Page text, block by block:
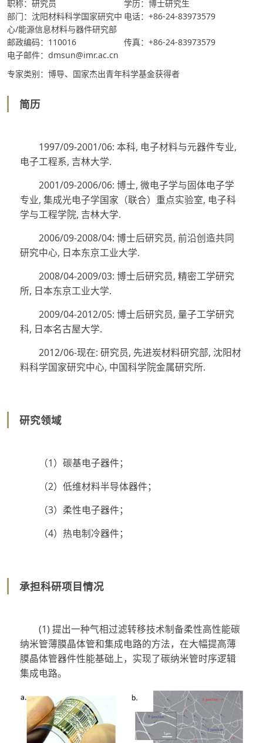
职称：研究员
学历：博士研究生
部门：沈阳材料科学国家研究中
心/能源信息材料与器件研究部
电话：+86-24-83973579
邮政编码：110016
传真：+86-24-83973579
电子邮件：dmsun@imr.ac.cn
专家类别：博导、国家杰出青年科学基金获得者
简历
1997/09-2001/06: 本科, 电子材料与元器件专业,
电子工程系, 吉林大学.
2001/09-2006/06: 博士, 微电子学与固体电子学
专业, 集成光电子学国家（联合）重点实验室, 电子科
学与工程学院, 吉林大学.
2006/09-2008/04: 博士后研究员, 前沿创造共同
研究中心, 日本东京工业大学.
2008/04-2009/03: 博士后研究员, 精密工学研究
所, 日本东京工业大学.
2009/04-2012/05: 博士后研究员, 量子工学研究
科, 日本名古屋大学.
2012/06-现在: 研究员, 先进炭材料研究部, 沈阳材
料科学国家研究中心, 中国科学院金属研究所.
研究领域
（1）碳基电子器件；
（2）低维材料半导体器件；
（3）柔性电子器件；
（4）热电制冷器件；
承担科研项目情况
(1) 提出一种气相过滤转移技术制备柔性高性能碳
纳米管薄膜晶体管和集成电路的方法，在大幅提高薄
膜晶体管器件性能基础上，实现了碳纳米管时序逻辑
集成电路。